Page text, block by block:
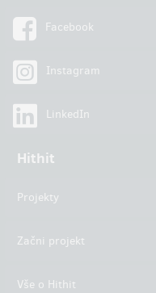
Facebook
Instagram
LinkedIn
Hithit
Projekty
Začni projekt
Vše o Hithit